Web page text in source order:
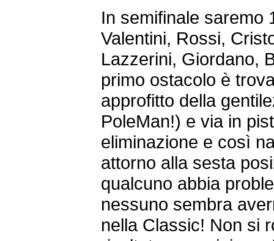
In semifinale saremo
Valentini, Rossi,
Lazzerini, Giordano,
primo ostacolo è
approfitto della
PoleMan!) e via in
eliminazione e così
attorno alla sesta
qualcuno abbia
nessuno sembra
nella Classic! Non si